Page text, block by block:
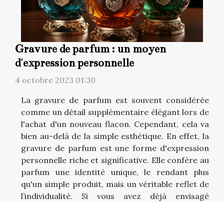
Gravure de parfum : un moyen
d'expression personnelle
4 octobre 2023 01:30
La gravure de parfum est souvent considérée
comme un détail supplémentaire élégant lors de
l'achat d'un nouveau flacon. Cependant, cela va
bien au-delà de la simple esthétique. En effet, la
gravure de parfum est une forme d'expression
personnelle riche et significative. Elle confère au
parfum une identité unique, le rendant plus
qu'un simple produit, mais un véritable reflet de
l’individualité. Si vous avez déjà envisagé